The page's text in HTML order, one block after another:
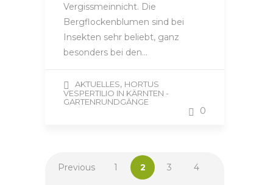
Vergissmeinnicht. Die
Bergflockenblumen sind bei
Insekten sehr beliebt, ganz
besonders bei den…
AKTUELLES, HORTUS
VESPERTILIO IN KÄRNTEN -
GARTENRUNDGÄNGE
0
Previous 1 2 3 4